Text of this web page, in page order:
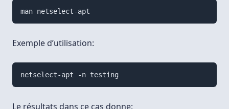
Exemple d’utilisation:
netselect-apt -n testing
Le résultats dans ce cas donne: